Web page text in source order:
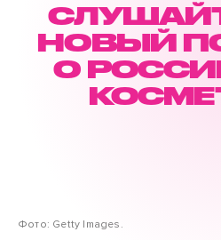
НОВЫЙ
О
Фото: Getty Images.